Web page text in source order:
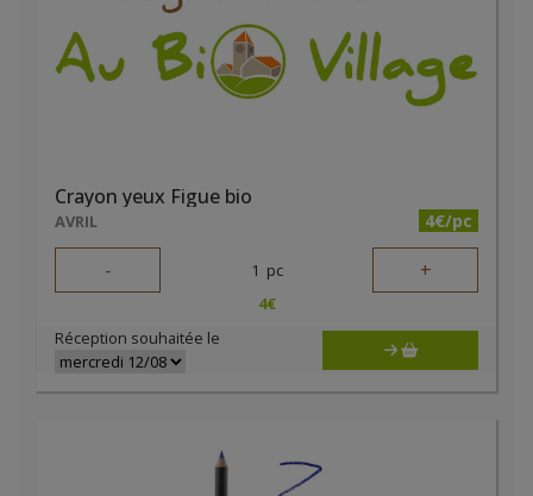
Crayon yeux Figue bio
AVRIL 4€/pc
- 1 pc +
4€
Réception souhaitée le